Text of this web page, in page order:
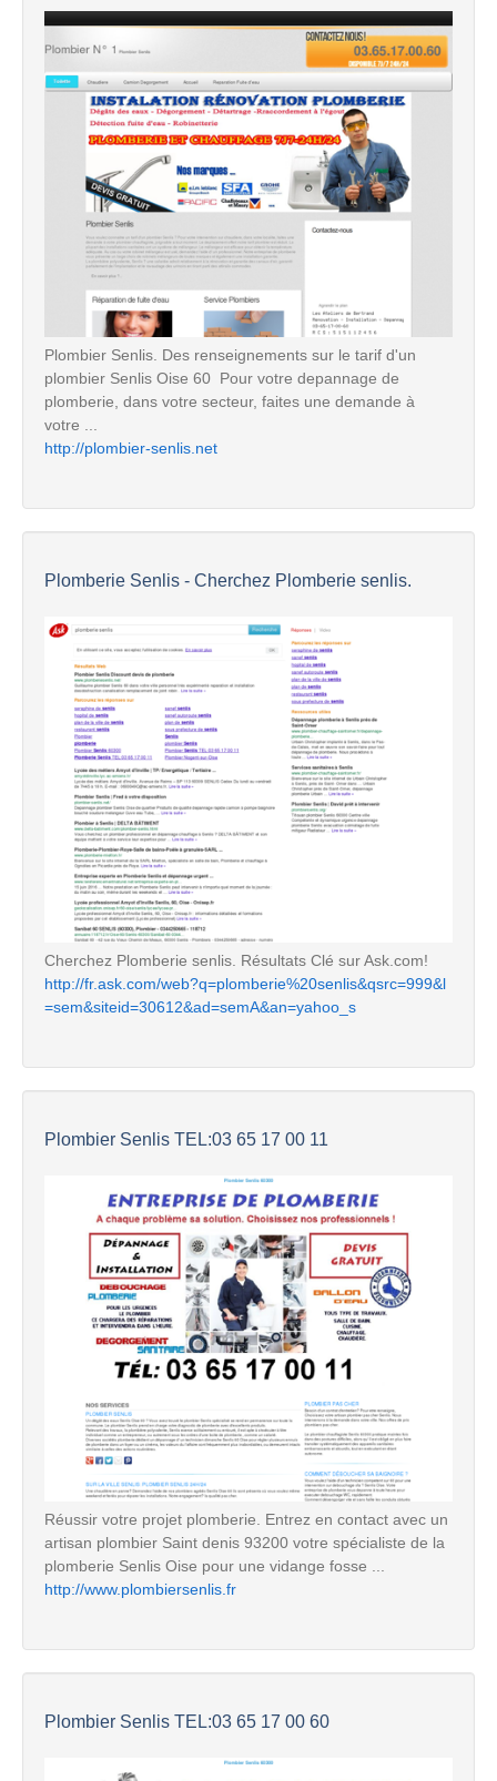
Plombier Senlis. Des renseignements sur le tarif d'un
plombier Senlis Oise 60  Pour votre depannage de
plomberie, dans votre secteur, faites une demande à
votre ...
http://plombier-senlis.net
Plomberie Senlis - Cherchez Plomberie senlis.
Cherchez Plomberie senlis. Résultats Clé sur Ask.com!
http://fr.ask.com/web?q=plomberie%20senlis&qsrc=999&l
=sem&siteid=30612&ad=semA&an=yahoo_s
Plombier Senlis TEL:03 65 17 00 11
Réussir votre projet plomberie. Entrez en contact avec un
artisan plombier Saint denis 93200 votre spécialiste de la
plomberie Senlis Oise pour une vidange fosse ...
http://www.plombiersenlis.fr
Plombier Senlis TEL:03 65 17 00 60